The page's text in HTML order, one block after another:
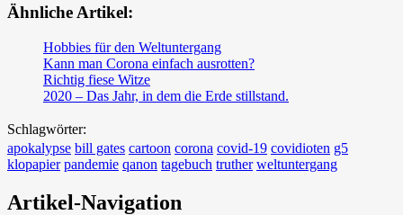
Ähnliche Artikel:
Hobbies für den Weltuntergang
Kann man Corona einfach ausrotten?
Richtig fiese Witze
2020 – Das Jahr, in dem die Erde stillstand.
Schlagwörter:
apokalypse bill gates cartoon corona covid-19 covidioten g5
klopapier pandemie qanon tagebuch truther weltuntergang
Artikel-Navigation